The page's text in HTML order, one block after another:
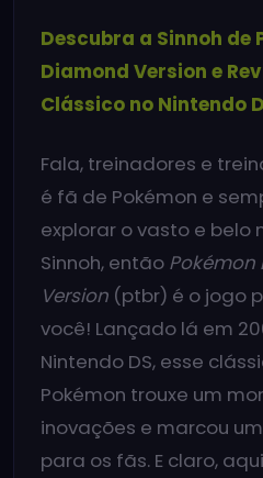
Descubra a Sinnoh de
Diamond Version e
Clássico no Nintendo
Fala, treinadores e
é fã de Pokémon e
explorar o vasto e belo
Sinnoh, então Pokémon
Version (ptbr) é o jogo
você! Lançado lá em
Nintendo DS, esse
Pokémon trouxe um
inovações e marcou
para os fãs. E claro,